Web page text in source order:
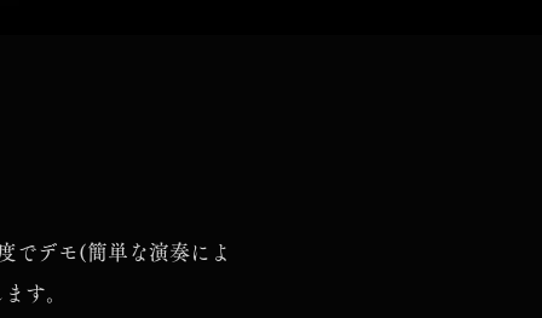
でデモ(簡単な演奏によ
す。